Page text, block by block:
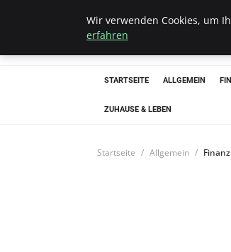
Bistro
STARTSEITE ALLGEMEIN
ZUHAUSE & LEBEN
Startseite Allgemein
Wir verwenden Cookies, um
erfahren